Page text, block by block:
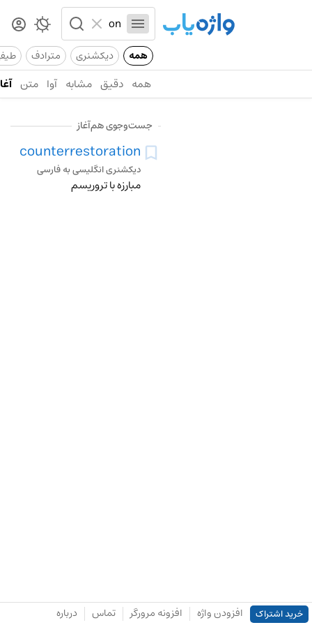
همه دیکشنری مترادف
همه دقیق مشابه آوا متن
جست‌وجوی هم‌آغاز
counterrestoration
دیکشنری انگلیسی به فارسی
مبارزه با تروریسم
خرید اشتراک افزودن واژه افزونه مرورگر تماس درباره